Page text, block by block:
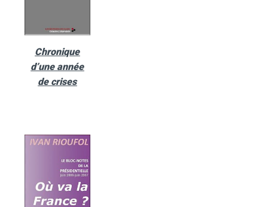
Chronique
d’une année
de crises